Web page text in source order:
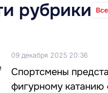
рубрики
09 декабря 2025 20:36
Спортсмены
фигурному катанию